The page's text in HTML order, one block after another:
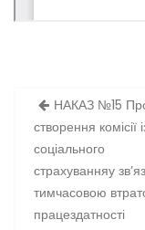
Навігація
записів
НАКАЗ №15
створення комісії
соціального
страхуванняу
тимчасовою
працездатності